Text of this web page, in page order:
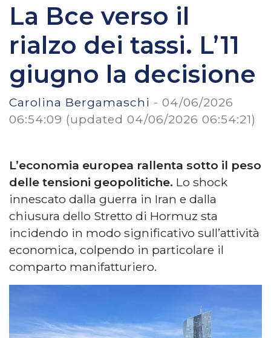
La Bce verso il
rialzo dei tassi. L’11
giugno la decisione
Carolina Bergamaschi - 04/06/2026
06:54:09 (updated 04/06/2026 06:54:21)
L’economia europea rallenta sotto il peso
delle tensioni geopolitiche. Lo shock
innescato dalla guerra in Iran e dalla
chiusura dello Stretto di Hormuz sta
incidendo in modo significativo sull’attività
economica, colpendo in particolare il
comparto manifatturiero.